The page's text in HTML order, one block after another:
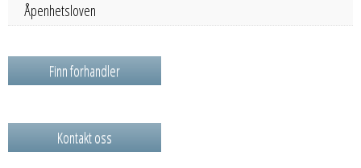
Åpenhetsloven
Finn forhandler
Kontakt oss